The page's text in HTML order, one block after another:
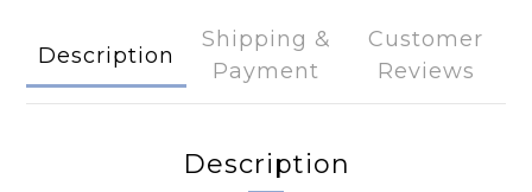
Description
Shipping &
Payment
Customer
Reviews
Description